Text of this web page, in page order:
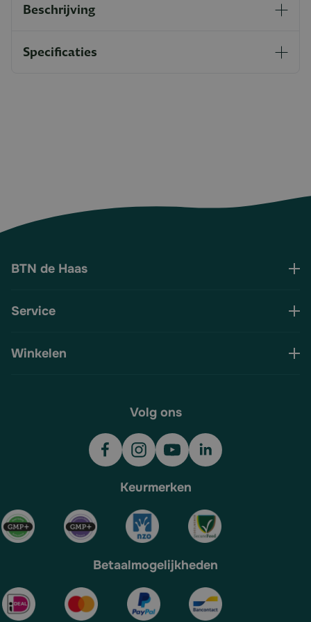
Beschrijving
Specificaties
BTN de Haas
Service
Winkelen
Volg ons
Keurmerken
Betaalmogelijkheden